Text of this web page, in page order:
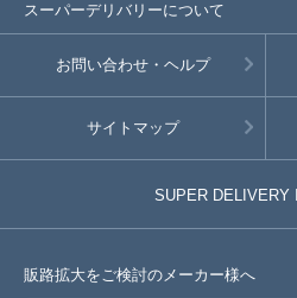
スーパーデリバリーについて
お問い合わせ・ヘルプ
サイトマップ
SUPER DELIVERY
販路拡大をご検討のメーカー様へ